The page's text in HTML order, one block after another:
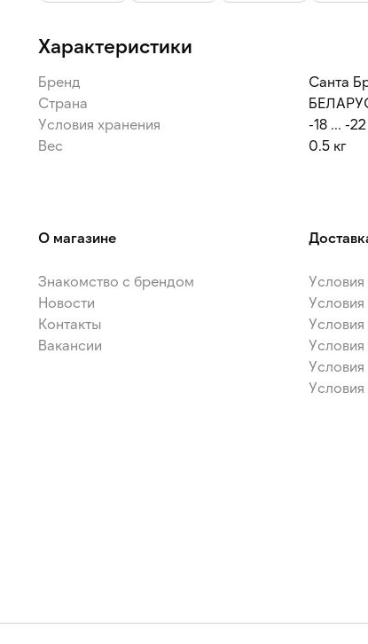
Характеристики
Бренд
Санта
Страна
Условия хранения
-18 ... -22
Вес
0.5 кг
О магазине
Знакомство с брендом
Новости
Контакты
Вакансии
Условия
Условия
Условия
Условия